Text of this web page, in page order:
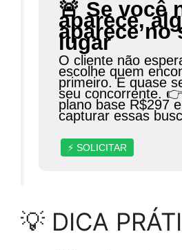
🚨 Se você
aparece,
aparece no
lugar
O cliente não
escolhe quem
primeiro. E quase
seu concorrente.
plano base R$297
capturar essas
⚡ SOLICITAR
💡 DICA